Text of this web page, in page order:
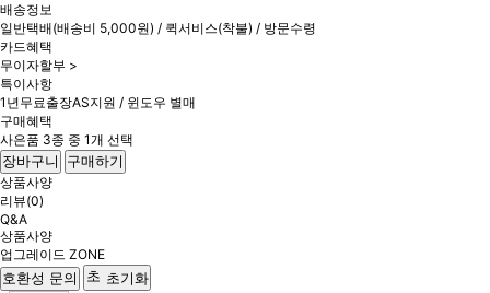
배송정보
일반택배(배송비 5,000원) / 퀵서비스(착불) / 방문수령
카드혜택
무이자할부 >
특이사항
1년무료출장AS지원 / 윈도우 별매
구매혜택
사은품 3종 중 1개 선택
장바구니
구매하기
상품사양
리뷰(0)
Q&A
상품사양
업그레이드 ZONE
호환성 문의
초기화